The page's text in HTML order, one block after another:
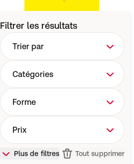
Filtrer les résultats
Trier par
Catégories
Forme
Prix
Plus de filtres Tout supprimer